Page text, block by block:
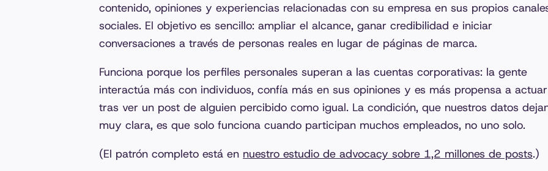
contenido, opiniones y experiencias relacionadas con su empresa en sus propios
sociales. El objetivo es sencillo: ampliar el alcance, ganar credibilidad e iniciar
conversaciones a través de personas reales en lugar de páginas de marca.
Funciona porque los perfiles personales superan a las cuentas corporativas: la gente
interactúa más con individuos, confía más en sus opiniones y es más propensa a actuar
tras ver un post de alguien percibido como igual. La condición, que nuestros datos
muy clara, es que solo funciona cuando participan muchos empleados, no uno solo.
(El patrón completo está en nuestro estudio de advocacy sobre 1,2 millones de posts.)